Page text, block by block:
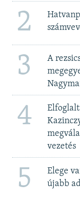
2
3
A
4
vezetés
5
Elege
újabb